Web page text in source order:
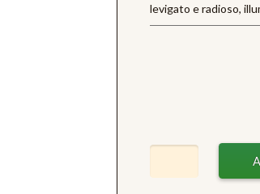
levigato e radioso,